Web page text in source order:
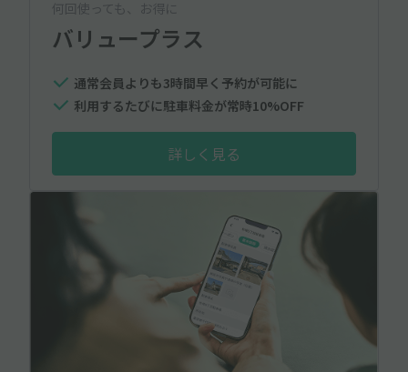
何回使っても、お得に
バリュープラス
通常会員よりも3時間早く予約が可能に
利用するたびに駐車料金が常時10%OFF
詳しく見る